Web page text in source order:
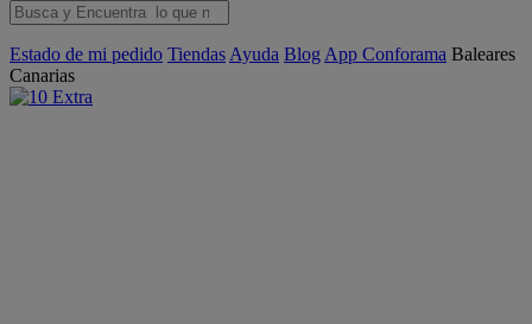
Estado de mi pedido Tiendas Ayuda Blog App Conforama Baleares
Canarias